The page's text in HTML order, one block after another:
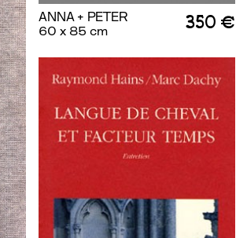
ANNA + PETER
60 x 85 cm
350 €